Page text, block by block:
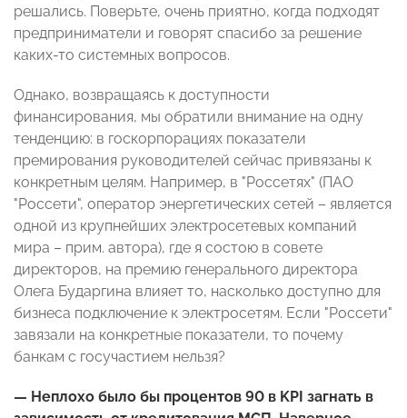
решались. Поверьте, очень приятно, когда подходят
предприниматели и говорят спасибо за решение
каких-то системных вопросов.
Однако, возвращаясь к доступности
финансирования, мы обратили внимание на одну
тенденцию: в госкорпорациях показатели
премирования руководителей сейчас привязаны к
конкретным целям. Например, в "Россетях" (ПАО
"Россети", оператор энергетических сетей – является
одной из крупнейших электросетевых компаний
мира – прим. автора), где я состою в совете
директоров, на премию генерального директора
Олега Бударгина влияет то, насколько доступно для
бизнеса подключение к электросетям. Если "Россети"
завязали на конкретные показатели, то почему
банкам с госучастием нельзя?
— Неплохо было бы процентов 90 в KPI загнать в